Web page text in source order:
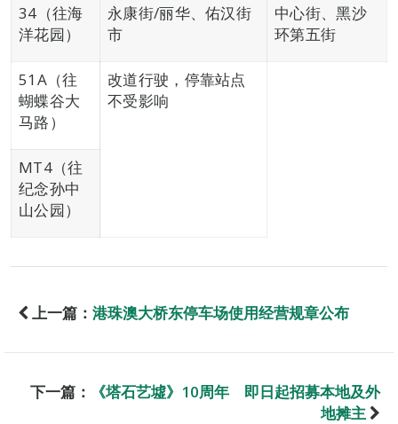
34（往海
洋花园）
永康街/丽华、佑汉街
市
中心街、黑沙
环第五街
51A（往
蝴蝶谷大
马路）
改道行驶，停靠站点
不受影响
MT4（往
纪念孙中
山公园）
上一篇： 港珠澳大桥东停车场使用经营规章公布
下一篇：
《塔石艺墟》10周年 即日起招募本地及外
地摊主